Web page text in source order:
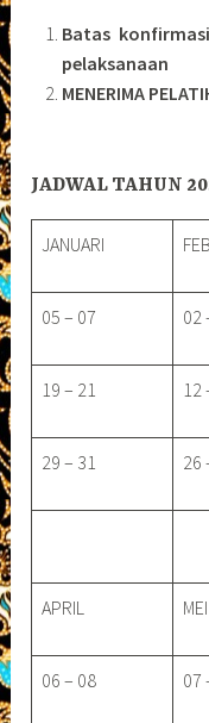
Batas
pelaksanaan
MENERIMA
JADWAL TAHUN
JANUARI
05 – 07 02
19 – 21 12
29 – 31 26
APRIL MEI
06 – 08 07